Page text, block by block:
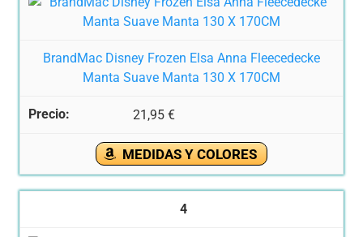
BrandMac Disney Frozen Elsa Anna Fleecedecke
Manta Suave Manta 130 X 170CM
21,95 €
MEDIDAS Y COLORES
4